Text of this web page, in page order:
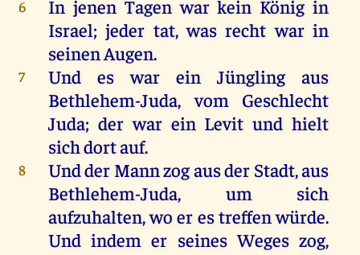
6 In jenen Tagen war kein König in
Israel;jeder tat,was recht war in
seinenAugen.
7 Und es war ein Jüngling
aus
Bethlehem-Juda,vom
Geschlecht
Juda; der war ein Levit und hielt
sichdortauf.
8 Undder Mannzogausder Stadt,aus
Bethlehem-Juda, um
sich
aufzuhalten,wo er estreffenwürde.
Und indem er seines Weges zog,